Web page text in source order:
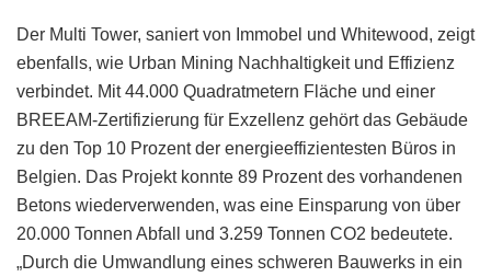
Der Multi Tower, saniert von Immobel und Whitewood, zeigt
ebenfalls, wie Urban Mining Nachhaltigkeit und Effizienz
verbindet. Mit 44.000 Quadratmetern Fläche und einer
BREEAM-Zertifizierung für Exzellenz gehört das Gebäude
zu den Top 10 Prozent der energieeffizientesten Büros in
Belgien. Das Projekt konnte 89 Prozent des vorhandenen
Betons wiederverwenden, was eine Einsparung von über
20.000 Tonnen Abfall und 3.259 Tonnen CO2 bedeutete.
„Durch die Umwandlung eines schweren Bauwerks in ein